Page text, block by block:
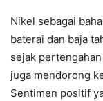
Nikel sebagai
baterai dan baja
sejak
juga mendorong
Sentimen positif